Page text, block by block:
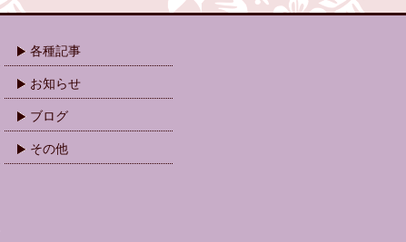
各種記事
お知らせ
ブログ
その他